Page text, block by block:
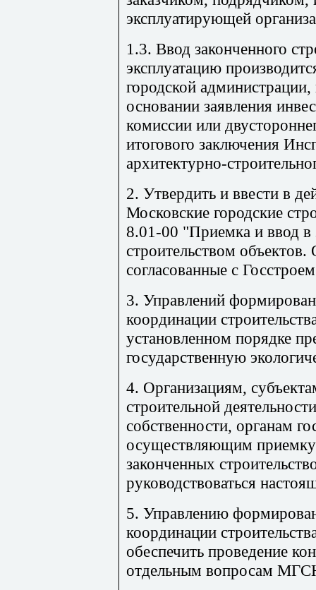
эксплуатирующей
1.3. Ввод законченного
эксплуатацию
городской
основании заявления
комиссии или
итогового заключения
архитектурно-
2. Утвердить и ввести в
Московские городские
8.01-00 "Приемка и ввод в
строительством
согласованные с
3. Управлений
координации
установленном порядке
государственную
4. Организациям,
строительной
собственности, органам
осуществляющим приемку
законченных
руководствоваться
5. Управлению
координации
обеспечить проведение
отдельным вопросам